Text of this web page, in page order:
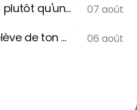
Trois signaux à écouter plutôt qu'une règle 07 août
Arrête d'être la bonne élève de ton assiette 06 août